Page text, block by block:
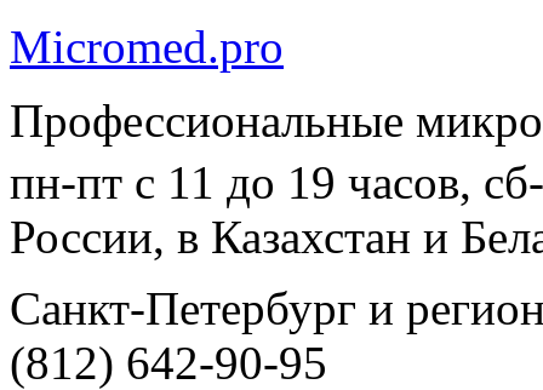
Micromed.pro
Профессиональные
пн-пт с 11 до 19 часов,
России, в Казахстан и
Санкт-Петербург и
(812) 642-90-95